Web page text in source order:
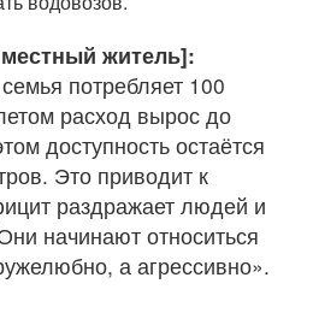
житель]:
потребляет 100
расход вырос до
доступность остаётся
Это приводит к
раздражает людей и
начинают относиться
а агрессивно».